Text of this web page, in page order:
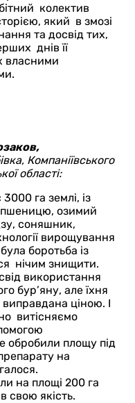
колектив
який в змозі
та досвід тих,
днів її
власними
Компаніївського
області:
га землі, із
пшеницю, озимий
соняшник,
вирощування
боротьба із
нічим знищити.
використання
бур’яну, але їхня
ціною. І
витісняємо
обробили площу під
на
на площі 200 га
свою якість.